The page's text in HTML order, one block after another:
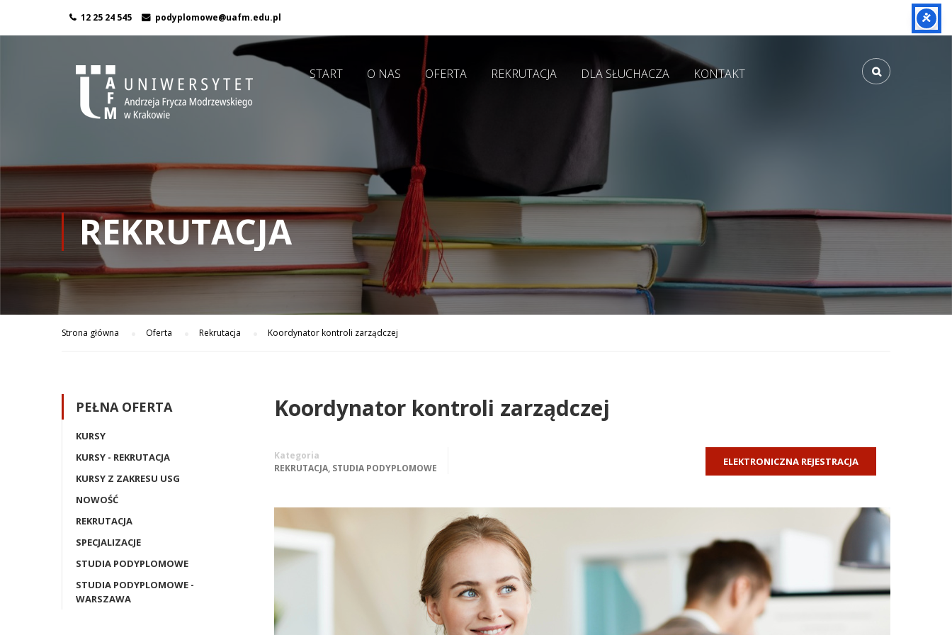
12 25 24 545 podyplomowe@uafm.edu.pl
START O NAS OFERTA REKRUTACJA DLA SŁUCHACZA KONTAKT
REKRUTACJA
Strona główna Oferta Rekrutacja Koordynator kontroli zarządczej
Koordynator kontroli zarządczej
Kategoria
REKRUTACJA, STUDIA PODYPLOMOWE
ELEKTRONICZNA REJESTRACJA
PEŁNA OFERTA
KURSY
KURSY - REKRUTACJA
KURSY Z ZAKRESU USG
NOWOŚĆ
REKRUTACJA
SPECJALIZACJE
STUDIA PODYPLOMOWE
STUDIA PODYPLOMOWE -
WARSZAWA